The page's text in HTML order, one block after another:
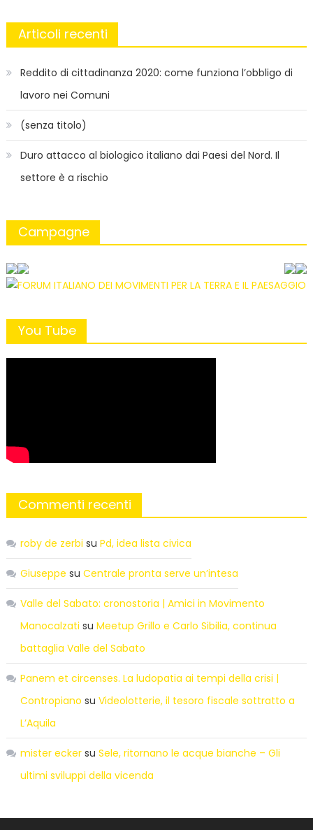
Articoli recenti
Reddito di cittadinanza 2020: come funziona l’obbligo di
lavoro nei Comuni
(senza titolo)
Duro attacco al biologico italiano dai Paesi del Nord. Il
settore è a rischio
Campagne
You Tube
Commenti recenti
roby de zerbi su Pd, idea lista civica
Giuseppe su Centrale pronta serve un’intesa
Valle del Sabato: cronostoria | Amici in Movimento
Manocalzati su Meetup Grillo e Carlo Sibilia, continua
battaglia Valle del Sabato
Panem et circenses. La ludopatia ai tempi della crisi |
Contropiano su Videolotterie, il tesoro fiscale sottratto a
L’Aquila
mister eckersu Sele, ritornano le acque bianche – Gli
ultimi sviluppi della vicenda